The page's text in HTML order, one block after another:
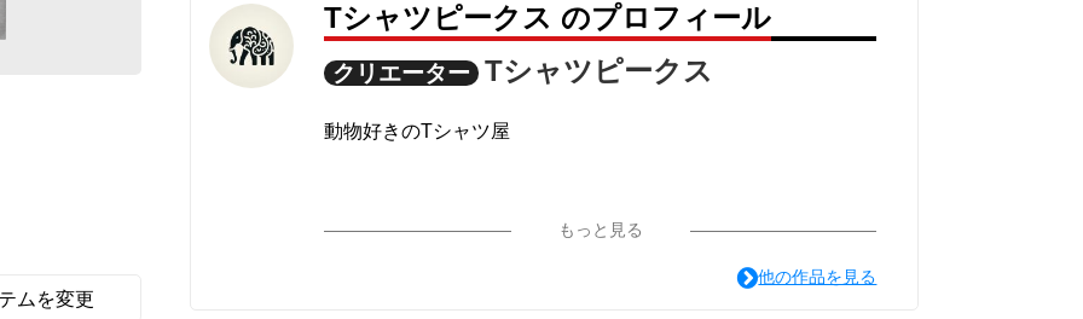
ムを変更
Tシャツピークス のプロフィール
クリエーター Tシャツピークス
動物好きのTシャツ屋
もっと見る
他の作品を見る